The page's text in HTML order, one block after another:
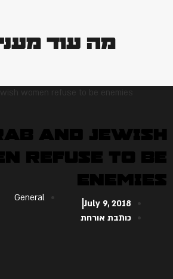
מה עוד
and Jewish
refuse to be
enemies
July 9, 2018
כותבת אורחת
General